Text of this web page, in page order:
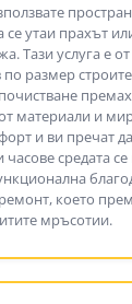
се утаи прахът
Тази услуга е
размер
материали и
и ви пречат
часове средата
което
мръсотии.